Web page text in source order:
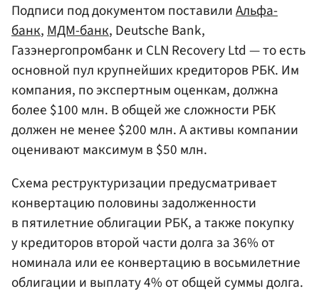
Подписи под документом поставилиАльфа-
банк,МДМ-банк, Deutsche Bank,
Газэнергопромбанк и CLN Recovery Ltd — то есть
основной пул крупнейших кредиторов РБК. Им
компания, по экспертным оценкам, должна
более $100 млн. В общей же сложности РБК
должен не менее $200 млн. А активы компании
оценивают максимум в $50 млн.
Схема реструктуризации предусматривает
конвертацию половины задолженности
в пятилетние облигации РБК, а также покупку
у кредиторов второй части долга за 36% от
номинала или ее конвертацию в восьмилетние
облигации и выплату 4% от общей суммы долга.